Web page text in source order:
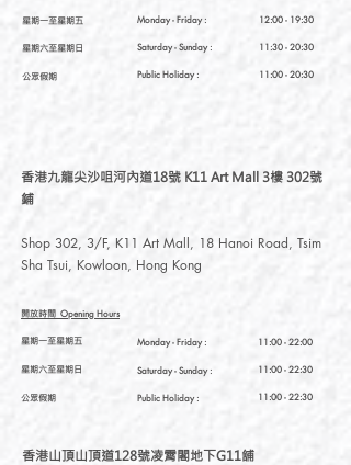
星期一至星期五
星期六至星期日
公眾假期
12:00 - 19:30
11:30 - 20:30
11:00 - 20:30
Monday - Friday :
Saturday- Sunday :
Public Holiday :
11:00 - 22:00
11:00 - 22:30
11:00 - 22:30
香港九龍尖沙咀河內道18號 K11 Art Mall 3樓 302號
鋪
Shop 302, 3/F, K11 Art Mall, 18 Hanoi Road, Tsim
Sha Tsui, Kowloon, Hong Kong
開放時間 Opening Hours
星期一至星期五
星期六至星期日
公眾假期
Monday - Friday :
Saturday- Sunday :
Public Holiday :
香港山頂山頂道128號凌霄閣地下G11舖